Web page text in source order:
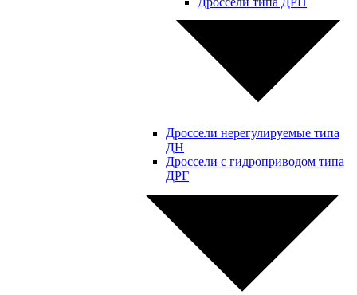
Дроссели нерегулируемые типа
ДН
Дроссели с гидроприводом типа
ДРГ